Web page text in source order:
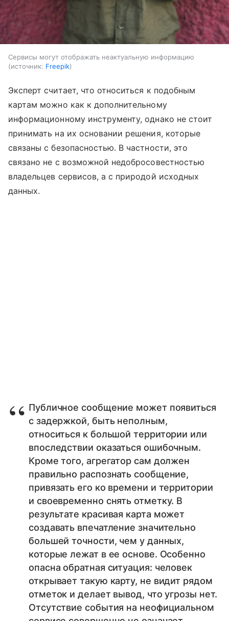
Сервисы могут отображать неактуальную информацию
источник: Freepik
Эксперт считает, что относиться к подобным
картам можно как к дополнительному
информационному инструменту, однако не стоит
принимать на их основании решения, которые
связаны с безопасностью. В частности, это
связано не с возможной недобросовестностью
владельцев сервисов, а с природой исходных
данных.
Публичное сообщение может появиться
с задержкой, быть неполным,
относиться к большой территории или
впоследствии оказаться ошибочным.
Кроме того, агрегатор сам должен
правильно распознать сообщение,
привязать его ко времени и территории
и своевременно снять отметку. В
результате красивая карта может
создавать впечатление значительно
большей точности, чем у данных,
которые лежат в ее основе. Особенно
опасна обратная ситуация: человек
открывает такую карту, не видит рядом
отметок и делает вывод, что угрозы нет.
Отсутствие события на неофициальном